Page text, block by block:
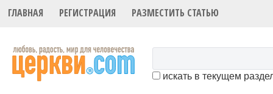
ГЛАВНАЯ РЕГИСТРАЦИЯ РАЗМЕСТИТЬ СТАТЬЮ
искать в текущем